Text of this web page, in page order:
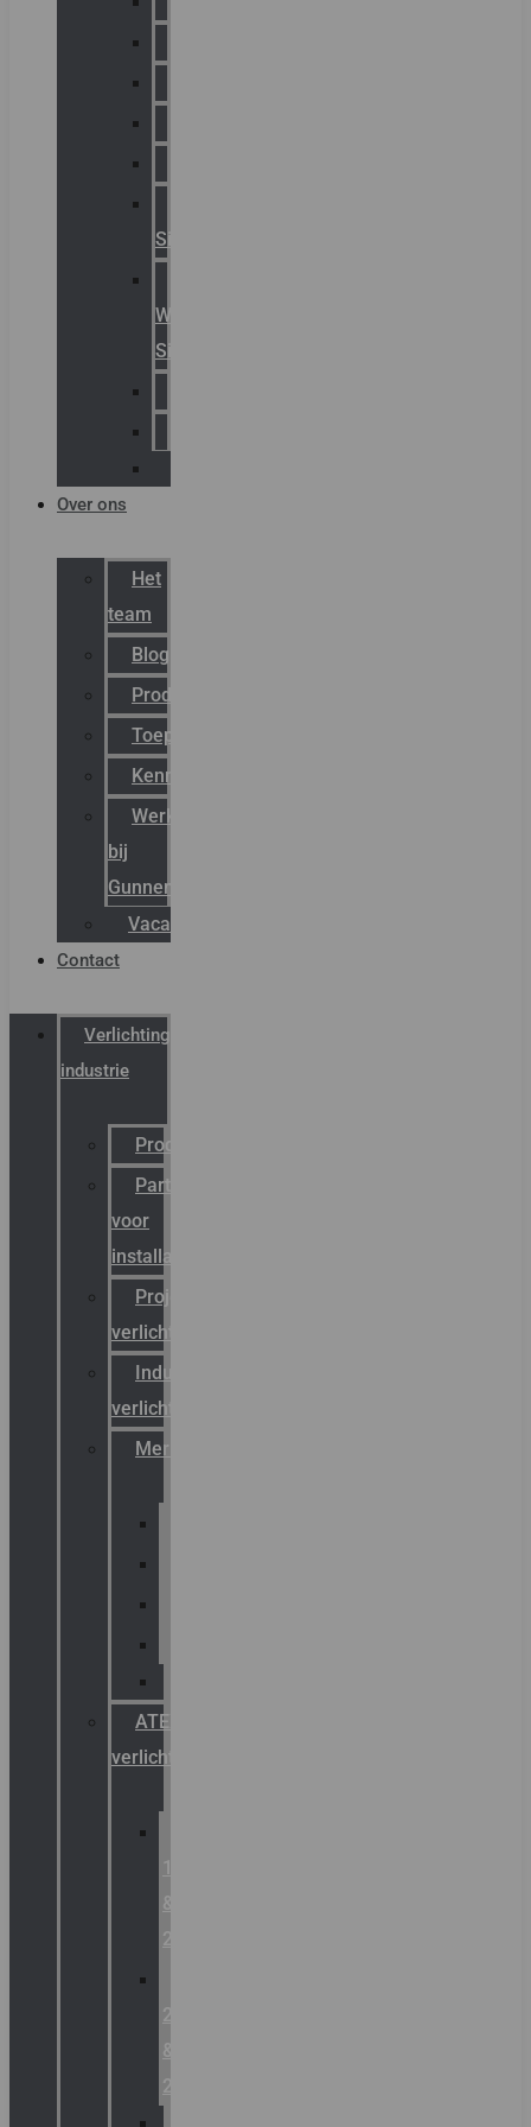
Signaling
Warning
Signals
Over ons
Het
team
Blog
Productnieuws
Toepassingen
Kenniscentrum
Werken
bij
Gunneman
Vacatures
Contact
Verlichting
industrie
Productcatalogus
Partner
voor
installateurs
Projectreferenties
verlichting
Industriële
verlichting
Merken
ATEX
verlichting
1
&
2
21
&
22